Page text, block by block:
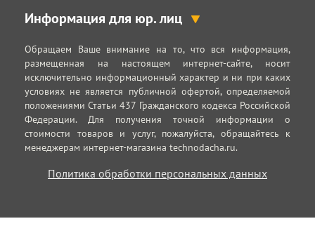
Информация для юр. лиц
Обращаем Ваше внимание на то, что вся информация,
размещенная на настоящем интернет-сайте, носит
исключительно информационный характер и ни при каких
условиях не является публичной офертой, определяемой
положениями Статьи 437 Гражданского кодекса Российской
Федерации. Для получения точной информации о
стоимости товаров и услуг, пожалуйста, обращайтесь к
менеджерам интернет-магазина technodacha.ru.
Политика обработки персональных данных